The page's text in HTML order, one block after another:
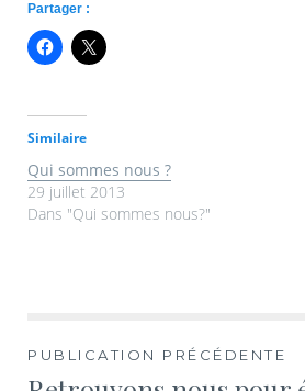
Partager :
Similaire
Qui sommes nous ?
29 juillet 2013
Dans "Qui sommes nous?"
PUBLICATION PRÉCÉDENTE